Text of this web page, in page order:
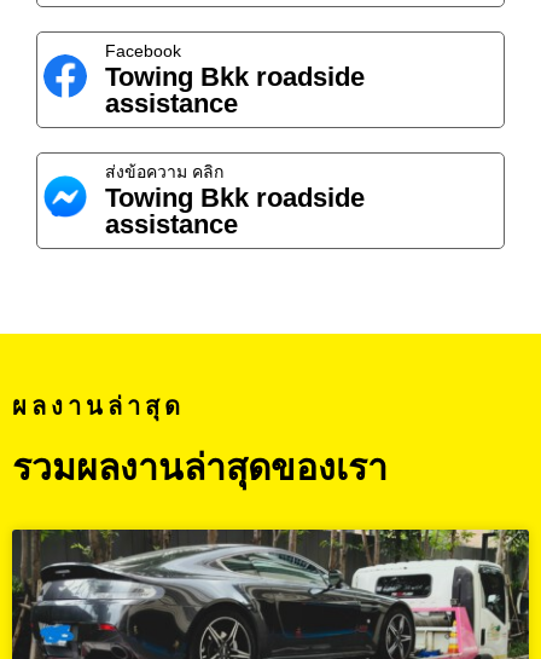
Facebook
Towing Bkk roadside
assistance
ส่งข้อความ คลิก
Towing Bkk roadside
assistance
ผลงานล่าสุด
รวมผลงานล่าสุดของเรา